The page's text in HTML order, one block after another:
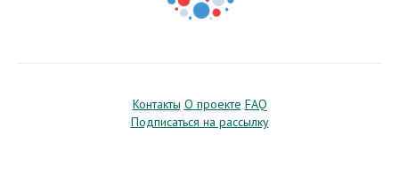
Контакты О проекте FAQ
Подписаться на рассылку